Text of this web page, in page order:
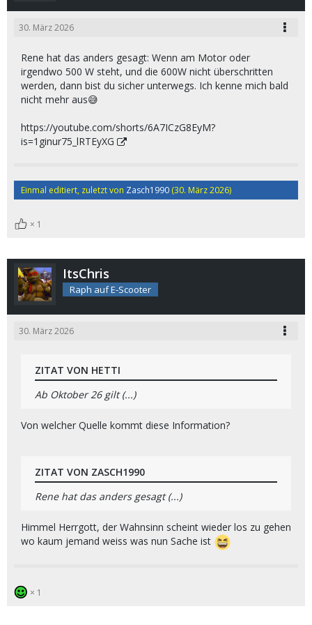
30. März 2026
Rene hat das anders gesagt: Wenn am Motor oder
irgendwo 500 W steht, und die 600W nicht überschritten
werden, dann bist du sicher unterwegs. Ich kenne mich bald
nicht mehr aus😅
https://youtube.com/shorts/6A7ICzG8EyM?
is=1ginur75_lRTEyXG
Einmal editiert, zuletzt von Zasch1990 (30. März 2026)
1
ItsChris
Raph auf E-Scooter
30. März 2026
ZITAT VON HETTI
Ab Oktober 26 gilt (...)
Von welcher Quelle kommt diese Information?
ZITAT VON ZASCH1990
Rene hat das anders gesagt (...)
Himmel Herrgott, der Wahnsinn scheint wieder los zu gehen
wo kaum jemand weiss was nun Sache ist
1